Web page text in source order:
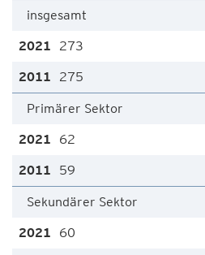
insgesamt
273
275
Primärer Sektor
62
59
Sekundärer Sektor
60